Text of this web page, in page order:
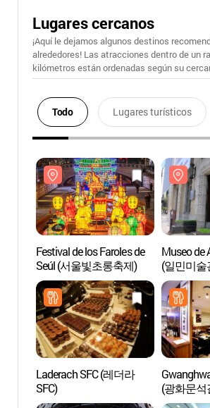
Lugares cercanos
¡Aquí le dejamos algunos destinos
alrededores! Las atracciones dentro de un
kilómetros están ordenadas según su
Todo Lugares turísticos
Festival de los Faroles de
Seúl (서울빛초롱축제)
Museo de
(일민미술
Laderach SFC (레더라
SFC)
(광화문석